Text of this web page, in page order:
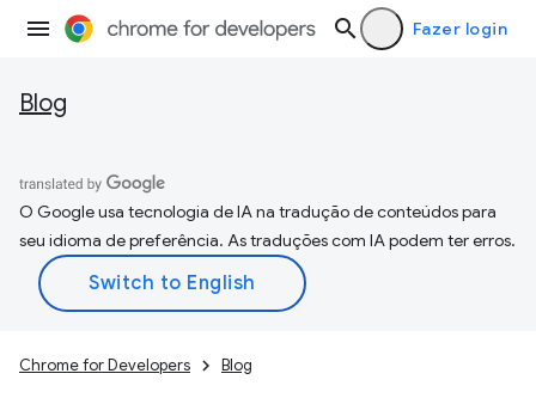
Fazer login
Blog
O Google usa tecnologia de IA na tradução de conteúdos para
seu idioma de preferência. As traduções com IA podem ter erros.
Chrome for Developers Blog